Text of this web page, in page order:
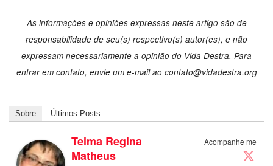
As informações e opiniões expressas neste artigo são de
responsabilidade de seu(s) respectivo(s) autor(es), e não
expressam necessariamente a opinião do Vida Destra. Para
entrar em contato, envie um e-mail ao contato@vidadestra.org
Sobre Últimos Posts
Acompanhe me
Telma Regina
Matheus